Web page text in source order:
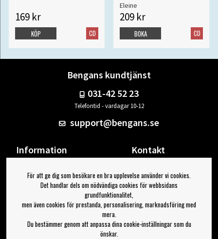
169 kr
CD
KÖP
Eleine
209 kr
CD
BOKA
Bengans kundtjänst
031-42 52 23
Telefontid - vardagar 10-12
support@bengans.se
Information
Om Bengans
FAQ / Köp- & Leveransvillkor
Kontakt
Din sida
Logga ut
Jag vill ha tips från Bengans
För att ge dig som besökare en bra upplevelse använder vi cookies.
Det handlar dels om nödvändiga cookies för webbsidans
grundfunktionalitet,
men även cookies för prestanda, personalisering, marknadsföring med
mera.
Du bestämmer genom att anpassa dina cookie-inställningar som du
önskar.